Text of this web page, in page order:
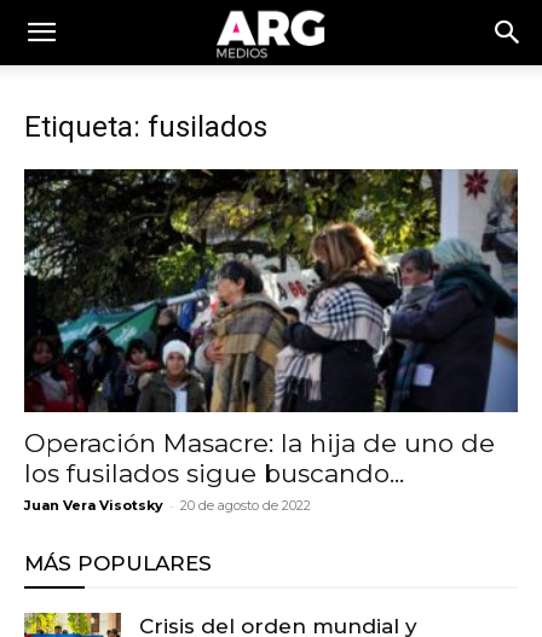
Etiqueta: fusilados
Operación Masacre: la hija de uno de
los fusilados sigue buscando...
Juan Vera Visotsky - 20 de agosto de 2022
MÁS POPULARES
Crisis del orden mundial y